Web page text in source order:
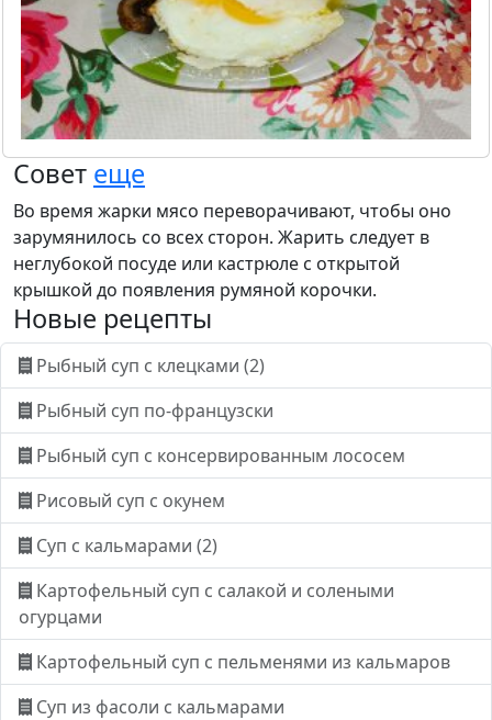
Совет еще
Во время жарки мясо переворачивают, чтобы оно
зарумянилось со всех сторон. Жарить следует в
неглубокой посуде или кастрюле с открытой
крышкой до появления румяной корочки.
Новые рецепты
Рыбный суп с клецками (2)
Рыбный суп по-французски
Рыбный суп с консервированным лососем
Рисовый суп с окунем
Суп с кальмарами (2)
Картофельный суп с салакой и солеными
огурцами
Картофельный суп с пельменями из кальмаров
Суп из фасоли с кальмарами